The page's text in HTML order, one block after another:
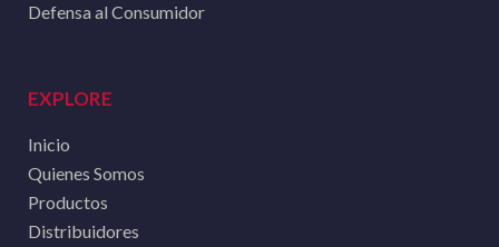
Defensa al Consumidor
EXPLORE
Inicio
Quienes Somos
Productos
Distribuidores